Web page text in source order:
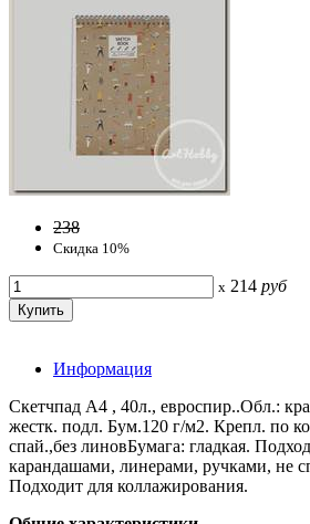
238
Скидка 10%
x 214 руб
Информация
Скетчпад А4 , 40л., евроспир..Обл.:
жестк. подл. Бум.120 г/м2. Крепл. по
спай.,без линовБумага: гладкая.
карандашами, линерами, ручками, не
Подходит для коллажирования.